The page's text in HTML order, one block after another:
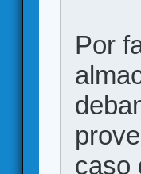
Por
caso